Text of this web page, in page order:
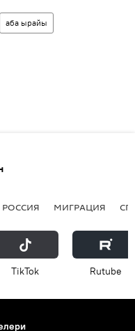
аба ырайы
РОССИЯ МИГРАЦИЯ
ТikТоk Rutube